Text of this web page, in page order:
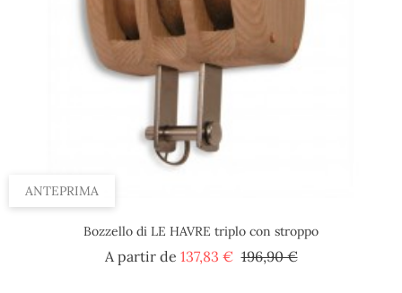
ANTEPRIMA
Bozzello di LE HAVRE triplo con stroppo
A partir de 137,83 € Prezzo
196,90 €Prezzo